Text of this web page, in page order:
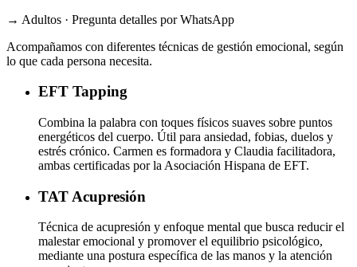
→ Adultos · Pregunta detalles por WhatsApp
Acompañamos con diferentes técnicas de gestión emocional, según
lo que cada persona necesita.
EFT Tapping
Combina la palabra con toques físicos suaves sobre puntos
energéticos del cuerpo. Útil para ansiedad, fobias, duelos y
estrés crónico. Carmen es formadora y Claudia facilitadora,
ambas certificadas por la Asociación Hispana de EFT.
TAT Acupresión
Técnica de acupresión y enfoque mental que busca reducir el
malestar emocional y promover el equilibrio psicológico,
mediante una postura específica de las manos y la atención